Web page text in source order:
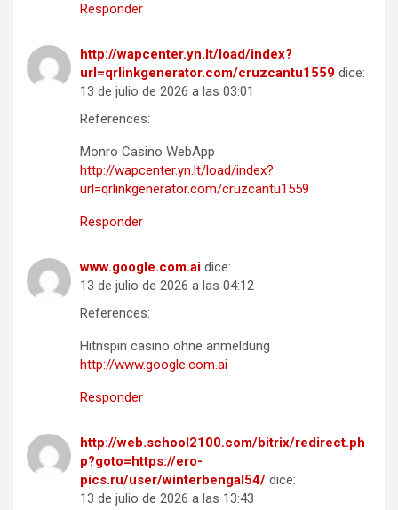
Responder
http://wapcenter.yn.lt/load/index?
url=qrlinkgenerator.com/cruzcantu1559 dice:
13 de julio de 2026 a las 03:01
References:
Monro Casino WebApp
http://wapcenter.yn.lt/load/index?
url=qrlinkgenerator.com/cruzcantu1559
Responder
www.google.com.ai dice:
13 de julio de 2026 a las 04:12
References:
Hitnspin casino ohne anmeldung
http://www.google.com.ai
Responder
http://web.school2100.com/bitrix/redirect.ph
p?goto=https://ero-
pics.ru/user/winterbengal54/ dice:
13 de julio de 2026 a las 13:43